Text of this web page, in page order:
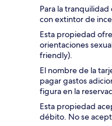
Para la
con extintor de
Esta propiedad
orientaciones
friendly).
El nombre de la
pagar gastos
figura en la
Esta propiedad
débito. No se